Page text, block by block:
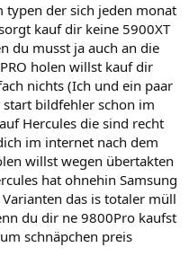
typen der sich jeden monat
kauf dir keine 5900XT
du musst ja auch an die
holen willst kauf dir
nichts (Ich und ein paar
bildfehler schon im
Hercules die sind recht
im internet nach dem
willst wegen übertakten
hat ohnehin Samsung
das is totaler müll
du dir ne 9800Pro kaufst
schnäpchen preis